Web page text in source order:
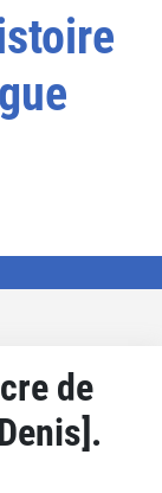
de